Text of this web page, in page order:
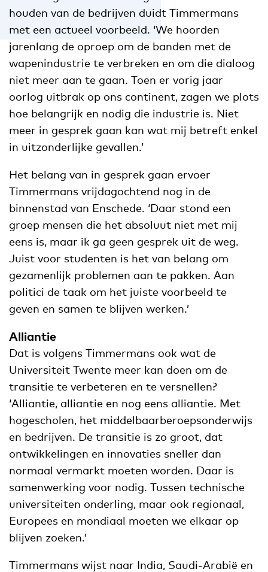
houden van de bedrijven duidt Timmermans
met een actueel voorbeeld. ‘We hoorden
jarenlang de oproep om de banden met de
wapenindustrie te verbreken en om die dialoog
niet meer aan te gaan. Toen er vorig jaar
oorlog uitbrak op ons continent, zagen we plots
hoe belangrijk en nodig die industrie is. Niet
meer in gesprek gaan kan wat mij betreft enkel
in uitzonderlijke gevallen.’
Het belang van in gesprek gaan ervoer
Timmermans vrijdagochtend nog in de
binnenstad van Enschede. ‘Daar stond een
groep mensen die het absoluut niet met mij
eens is, maar ik ga geen gesprek uit de weg.
Juist voor studenten is het van belang om
gezamenlijk problemen aan te pakken. Aan
politici de taak om het juiste voorbeeld te
geven en samen te blijven werken.’
Alliantie
Dat is volgens Timmermans ook wat de
Universiteit Twente meer kan doen om de
transitie te verbeteren en te versnellen?
‘Alliantie, alliantie en nog eens alliantie. Met
hogescholen, het middelbaarberoepsonderwijs
en bedrijven. De transitie is zo groot, dat
ontwikkelingen en innovaties sneller dan
normaal vermarkt moeten worden. Daar is
samenwerking voor nodig. Tussen technische
universiteiten onderling, maar ook regionaal,
Europees en mondiaal moeten we elkaar op
blijven zoeken.’
Timmermans wijst naar India, Saudi-Arabië en